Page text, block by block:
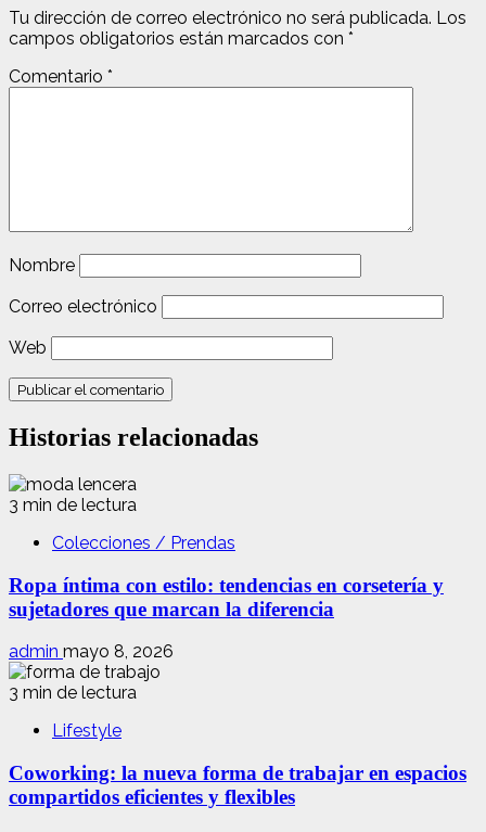
Tu dirección de correo electrónico no será publicada. Los
campos obligatorios están marcados con *
Comentario *
Nombre
Correo electrónico
Web
Historias relacionadas
3 min de lectura
Colecciones / Prendas
Ropa íntima con estilo: tendencias en corsetería y
sujetadores que marcan la diferencia
admin mayo 8, 2026
3 min de lectura
Lifestyle
Coworking: la nueva forma de trabajar en espacios
compartidos eficientes y flexibles